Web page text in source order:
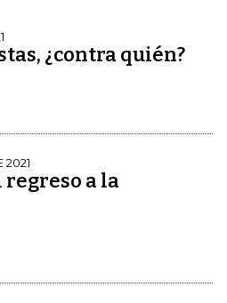
¿contra quién?
2021
regreso a la